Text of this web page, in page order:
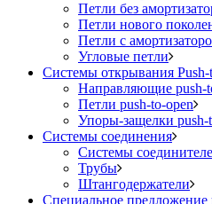
Петли без
Петли нового
Петли с
Угловые петли
Системы открывания Push-
Направляющие push-
Петли push-to-open
Упоры-защелки push-
Системы соединения
Системы
Трубы
Штангодержатели
Специальное